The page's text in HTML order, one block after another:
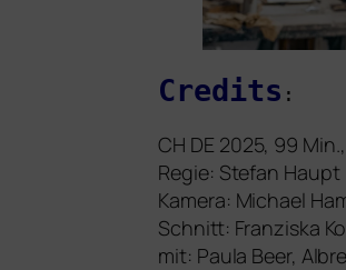
Credits :
CH DE 2025, 99
Regie: Stefan Haupt
Kamera: Michael
Schnitt: Franziska
mit: Paula Beer,